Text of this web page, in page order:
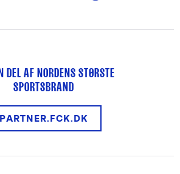
DEL AF NORDENS STØRSTE
SPORTSBRAND
PARTNER.FCK.DK